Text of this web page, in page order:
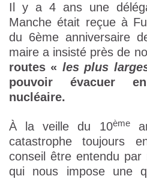
Il y a 4 ans une
Manche était reçue à
du 6ème anniversaire
maire a insisté près de
routes « les plus
pouvoir évacuer
nucléaire.
À la veille du 10ème
catastrophe toujours
conseil être entendu par
qui nous impose une